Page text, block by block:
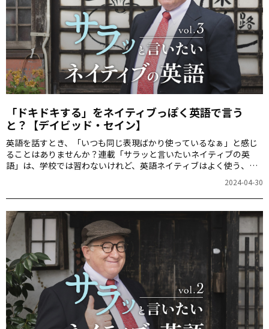
「ドキドキする」をネイティブっぽく英語で言う
と？【デイビッド・セイン】
英語を話すとき、「いつも同じ表現ばかり使っているなぁ」と感じ
ることはありませんか？連載「サラッと言いたいネイティブの英
語」は、学校では習わないけれど、英語ネイティブはよく使う、ち
2024-04-30